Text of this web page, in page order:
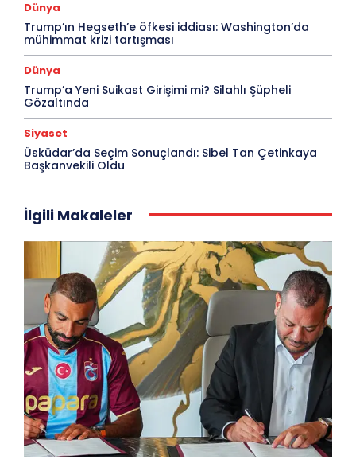
Dünya
Trump’ın Hegseth’e öfkesi iddiası: Washington’da
mühimmat krizi tartışması
Dünya
Trump’a Yeni Suikast Girişimi mi? Silahlı Şüpheli
Gözaltında
Siyaset
Üsküdar’da Seçim Sonuçlandı: Sibel Tan Çetinkaya
Başkanvekili Oldu
İlgili Makaleler